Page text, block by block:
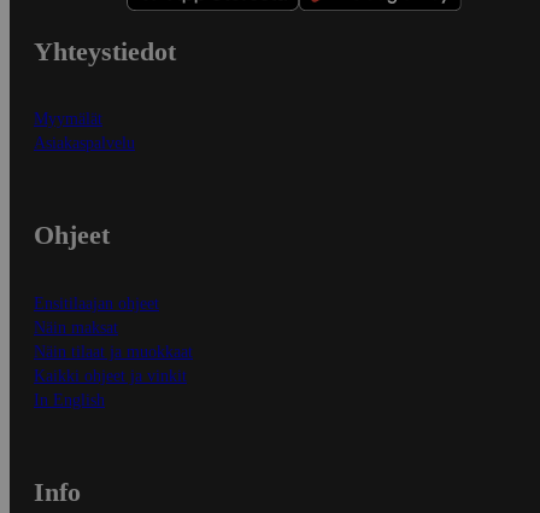
Yhteystiedot
Myymälät
Asiakaspalvelu
Ohjeet
Ensitilaajan ohjeet
Näin maksat
Näin tilaat ja muokkaat
Kaikki ohjeet ja vinkit
In English
Info